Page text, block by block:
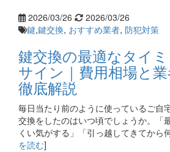
2026/03/26
2026/03/26
鍵,鍵交換, おすすめ業者, 防犯対策
鍵交換の最適なタイ
サイン｜費用相場と
徹底解説
毎日当たり前のように使っているご自
交換をしたのはいつ頃でしょうか。「
くい気がする」「引っ越してきてか
を読む]